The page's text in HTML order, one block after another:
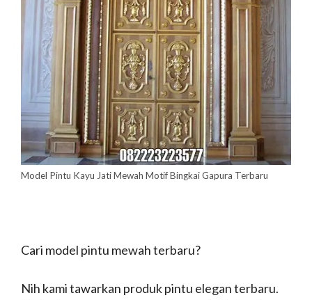
Model Pintu Kayu Jati Mewah Motif Bingkai Gapura Terbaru
Cari model pintu mewah terbaru?
Nih kami tawarkan produk pintu elegan terbaru.